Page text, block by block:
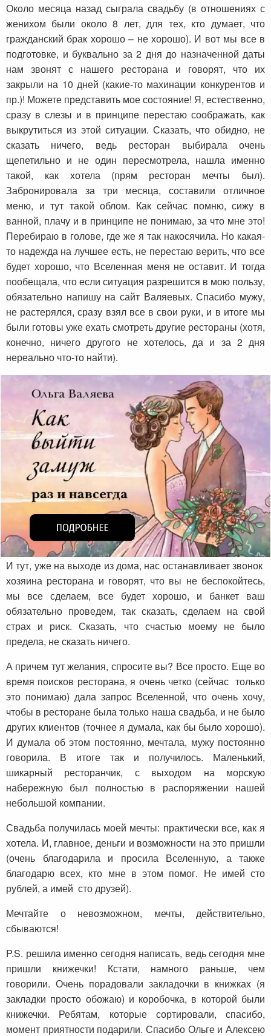
Около месяца назад сыграла свадьбу (в отношениях с
женихом были около 8 лет, для тех, кто думает, что
гражданский брак хорошо – не хорошо). И вот мы все в
подготовке, и буквально за 2 дня до назначенной даты
нам звонят с нашего ресторана и говорят, что их
закрыли на 10 дней (какие-то махинации конкурентов и
пр.)! Можете представить мое состояние! Я, естественно,
сразу в слезы и в принципе перестаю соображать, как
выкрутиться из этой ситуации. Сказать, что обидно, не
сказать ничего, ведь ресторан выбирала очень
щепетильно и не один пересмотрела, нашла именно
такой, как хотела (прям ресторан мечты был).
Забронировала за три месяца, составили отличное
меню, и тут такой облом. Как сейчас помню, сижу в
ванной, плачу и в принципе не понимаю, за что мне это!
Перебираю в голове, где же я так накосячила. Но какая-
то надежда на лучшее есть, не перестаю верить, что все
будет хорошо, что Вселенная меня не оставит. И тогда
пообещала, что если ситуация разрешится в мою пользу,
обязательно напишу на сайт Валяевых. Спасибо мужу,
не растерялся, сразу взял все в свои руки, и в итоге мы
были готовы уже ехать смотреть другие рестораны (хотя,
конечно, ничего другого не хотелось, да и за 2 дня
нереально что-то найти).
И тут, уже на выходе из дома, нас останавливает звонок
хозяина ресторана и говорят, что вы не беспокойтесь,
мы все сделаем, все будет хорошо, и банкет ваш
обязательно проведем, так сказать, сделаем на свой
страх и риск. Сказать, что счастью моему не было
предела, не сказать ничего.
А причем тут желания, спросите вы? Все просто. Еще во
время поисков ресторана, я очень четко (сейчас только
это понимаю) дала запрос Вселенной, что очень хочу,
чтобы в ресторане была только наша свадьба, и не было
других клиентов (точнее я думала, как бы было хорошо).
И думала об этом постоянно, мечтала, мужу постоянно
говорила. В итоге так и получилось. Маленький,
шикарный ресторанчик, с выходом на морскую
набережную был полностью в распоряжении нашей
небольшой компании.
Свадьба получилась моей мечты: практически все, как я
хотела. И, главное, деньги и возможности на это пришли
(очень благодарила и просила Вселенную, а также
благодарю всех, кто мне в этом помог. Не имей сто
рублей, а имей сто друзей).
Мечтайте о невозможном, мечты, действительно,
сбываются!
P.S. решила именно сегодня написать, ведь сегодня мне
пришли книжечки! Кстати, намного раньше, чем
говорили. Очень порадовали закладочки в книжках (я
закладки просто обожаю) и коробочка, в которой были
книжечки. Ребятам, которые сортировали, спасибо,
момент приятности подарили. Спасибо Ольге и Алексею